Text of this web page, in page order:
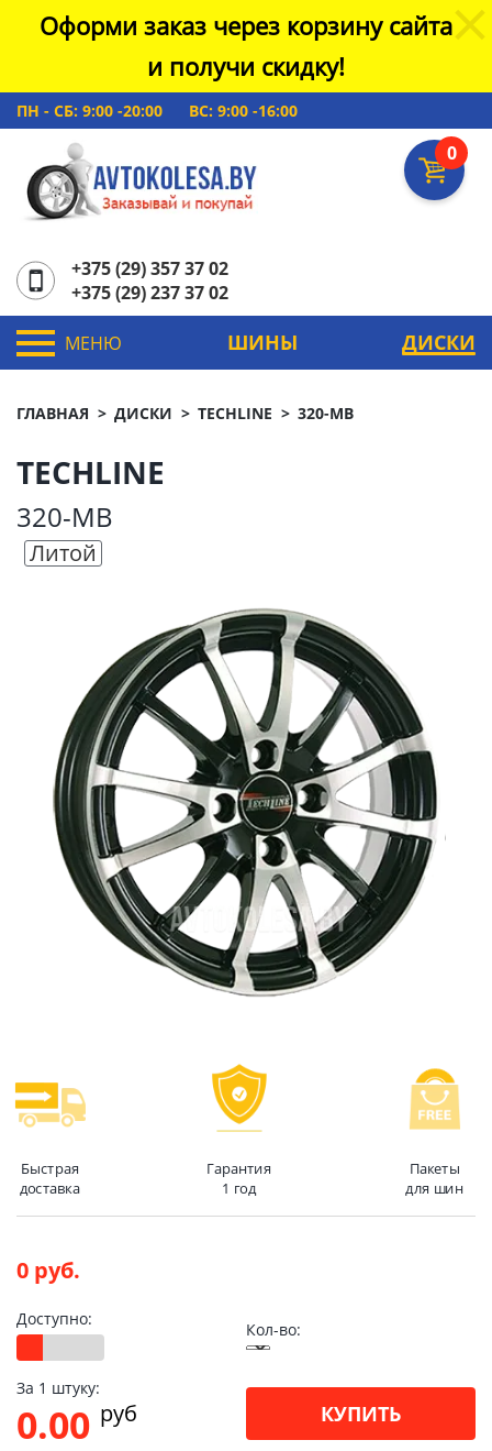
Оформи заказ через корзину сайта
и получи скидку!
ПН - СБ: 9:00 -20:00 ВС: 9:00 -16:00
0
+375 (29) 357 37 02
+375 (29) 237 37 02
МЕНЮ ШИНЫ ДИСКИ
ГЛАВНАЯ ДИСКИ TECHLINE 320-MB
TECHLINE
320-MB
Литой
Быстрая
доставка
Гарантия
1 год
Пакеты
для шин
0 руб.
Доступно:
Кол-во:
За 1 штуку:
0.00 pуб КУПИТЬ